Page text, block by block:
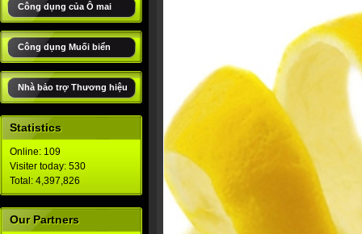
Công dụng của Ô mai
Công dụng Muối biển
Nhà bảo trợ Thương hiệu
Statistics
Online: 109
Visiter today: 530
Total: 4,397,826
Our Partners